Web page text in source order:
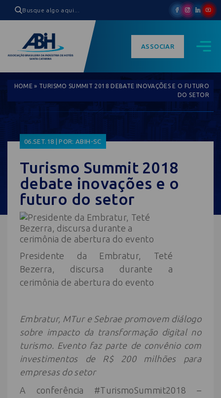
ASSOCIAR
HOME » TURISMO SUMMIT 2018 DEBATE INOVAÇÕES E O FUTURO
DO SETOR
06.SET.18 | POR: ABIH-SC
Turismo Summit 2018
debate inovações e o
futuro do setor
Presidente da Embratur, Teté
Bezerra, discursa durante a
cerimônia de abertura do evento
Embratur, MTur e Sebrae promovem diálogo
sobre impacto da transformação digital no
turismo. Evento faz parte de convênio com
investimentos de R$ 200 milhões para
empresas do setor
A conferência #TurismoSummit2018 –